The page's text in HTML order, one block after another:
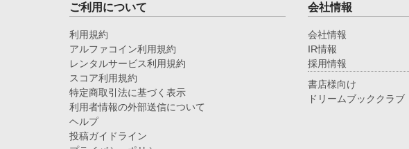
ご利用について
利用規約
アルファコイン利用規約
レンタルサービス利用規約
スコア利用規約
特定商取引法に基づく表示
利用者情報の外部送信について
ヘルプ
投稿ガイドライン
会社情報
会社情報
IR情報
採用情報
書店様向け
ドリームブッククラブ